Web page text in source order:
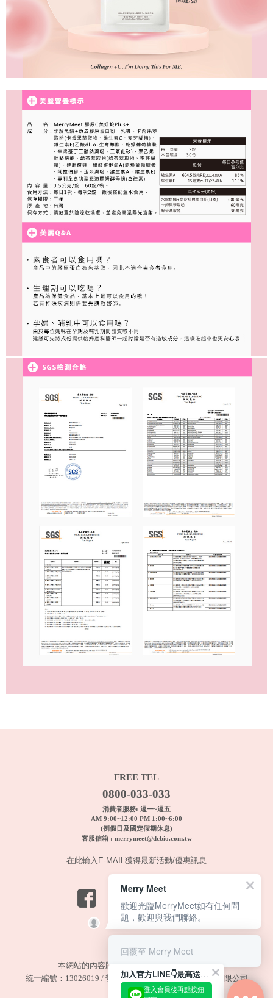
FREE TEL
0800-033-033
消費者服務: 週一~週五
AM 9:00~12:00 PM 1:00~6:00
(例假日及國定假期休息)
客服信箱 : merrymeet@dcbio.com.tw
本網站的內容版權與所有權屬Merry Meet所有
統一編號：13026019 / 營業人名稱：德杏生物科技股份有限公司
Merry Meet
歡迎光臨MerryMeet如有任何問
題，歡迎與我們聯絡。
回覆至 Merry Meet
加入官方LINE👇最高送180元購物金.ᐟ.ᐟ
登入會員後再點按鈕